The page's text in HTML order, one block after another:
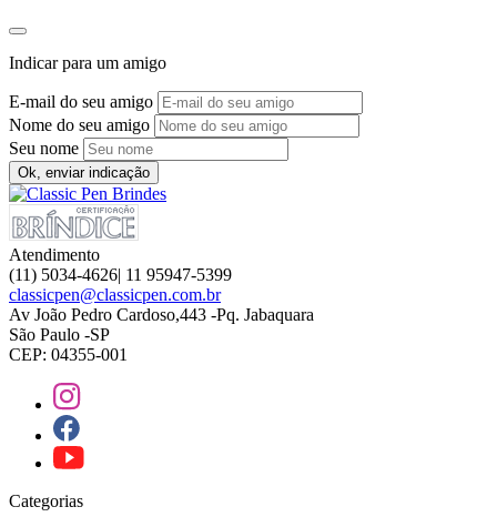
Indicar para um amigo
E-mail do seu amigo
Nome do seu amigo
Seu nome
Ok, enviar indicação
Atendimento
(11) 5034-4626| 11 95947-5399
classicpen@classicpen.com.br
Av João Pedro Cardoso,443 -Pq. Jabaquara
São Paulo -SP
CEP: 04355-001
Categorias